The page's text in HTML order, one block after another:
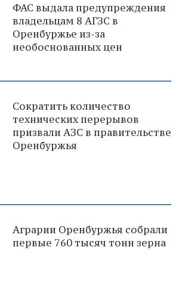
ФАС выдала предупреждения
владельцам 8 АГЗС в
Оренбуржье из-за
необоснованных цен
Сократить количество
технических перерывов
призвали АЗС в правительстве
Оренбуржья
Аграрии Оренбуржья собрали
первые 760 тысяч тонн зерна